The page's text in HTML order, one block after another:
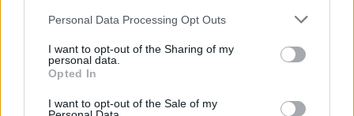
Personal Data Processing Opt Outs
I want to opt-out of the Sharing of my
personal data.
Opted In
I want to opt-out of the Sale of my
τιμολόγηση – Στο τραπέζι
μετάθεση εφαρμογής για το 2026
Συνάντηση με τον γεν.